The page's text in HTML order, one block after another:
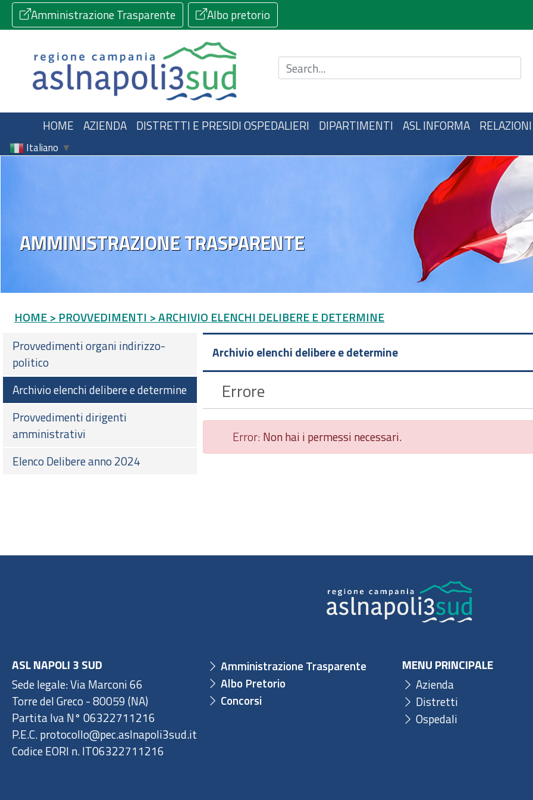
Amministrazione Trasparente Albo pretorio
Cerca nel sito
HOME AZIENDA DISTRETTI E PRESIDI OSPEDALIERI DIPARTIMENTI ASL INFORMA
Italiano ▼
AMMINISTRAZIONE TRASPARENTE
HOME > PROVVEDIMENTI > ARCHIVIO ELENCHI DELIBERE E DETERMINE
Provvedimenti organi indirizzo-
politico
Archivio elenchi delibere e determine
Provvedimenti dirigenti
amministrativi
Elenco Delibere anno 2024
Archivio elenchi delibere e determine
Errore
Error: Non hai i permessi necessari.
ASL NAPOLI 3 SUD
Sede legale: Via Marconi 66
Torre del Greco - 80059 (NA)
Partita Iva N° 06322711216
P.E.C. protocollo@pec.aslnapoli3sud.it
Codice EORI n. IT06322711216
Amministrazione Trasparente
Albo Pretorio
Concorsi
MENU PRINCIPALE
Azienda
Distretti
Ospedali